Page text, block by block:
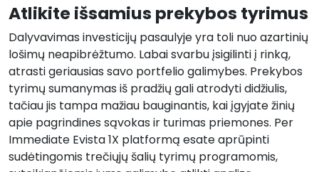
Atlikite išsamius prekybos tyrimus
Dalyvavimas investicijų pasaulyje yra toli nuo azartinių
lošimų neapibrėžtumo. Labai svarbu įsigilinti į rinką,
atrasti geriausias savo portfelio galimybes. Prekybos
tyrimų sumanymas iš pradžių gali atrodyti didžiulis,
tačiau jis tampa mažiau bauginantis, kai įgyjate žinių
apie pagrindines sąvokas ir turimas priemones. Per
Immediate Evista 1X platformą esate aprūpinti
sudėtingomis trečiųjų šalių tyrimų programomis,